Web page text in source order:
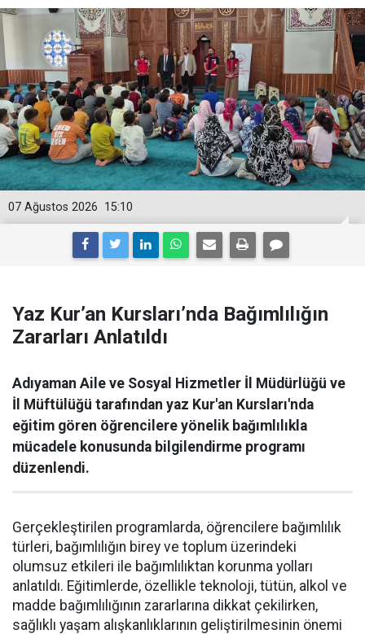
15:10
07 Ağustos 2026
Yaz Kur’an Kursları’nda Bağımlılığın
Zararları Anlatıldı
Adıyaman Aile ve Sosyal Hizmetler İl Müdürlüğü ve
İl Müftülüğü tarafından yaz Kur'an Kursları'nda
eğitim gören öğrencilere yönelik bağımlılıkla
mücadele konusunda bilgilendirme programı
düzenlendi.
Gerçekleştirilen programlarda, öğrencilere bağımlılık
türleri, bağımlılığın birey ve toplum üzerindeki
olumsuz etkileri ile bağımlılıktan korunma yolları
anlatıldı. Eğitimlerde, özellikle teknoloji, tütün, alkol ve
madde bağımlılığının zararlarına dikkat çekilirken,
sağlıklı yaşam alışkanlıklarının geliştirilmesinin önemi